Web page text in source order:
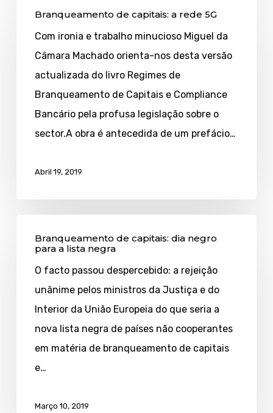
capitais:
rede
Branqueamento de capitais: a rede 5G
Com ironia e trabalho minucioso Miguel da
Câmara Machado orienta-nos desta versão
actualizada do livro Regimes de
Branqueamento de Capitais e Compliance
Bancário pela profusa legislação sobre o
sector.A obra é antecedida de um prefácio…
Abril 19, 2019
Branqueamento de capitais: dia negro
para a lista negra
O facto passou despercebido: a rejeição
unânime pelos ministros da Justiça e do
Interior da União Europeia do que seria a
nova lista negra de países não cooperantes
em matéria de branqueamento de capitais
e…
Março 10, 2019